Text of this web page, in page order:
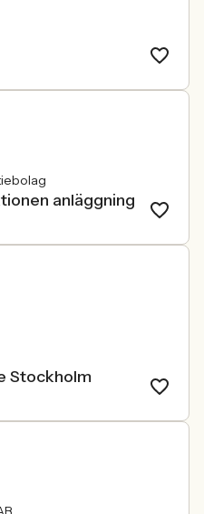
anläggning
Stockholm